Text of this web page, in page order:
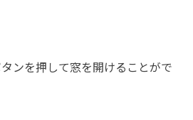
ンを押して窓を開けることがで